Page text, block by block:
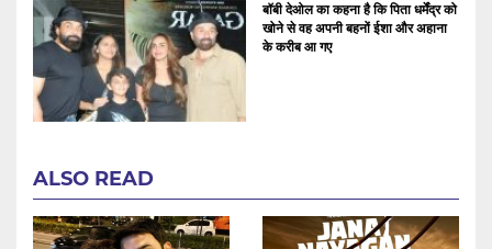
बॉबी देओल का कहना है कि पिता धर्मेंद्र को
खोने से वह अपनी बहनों ईशा और अहाना
के करीब आ गए
ALSO READ